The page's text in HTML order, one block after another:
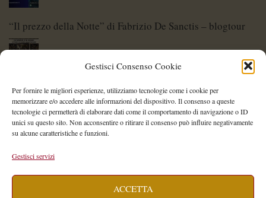
Gestisci Consenso Cookie
Per fornire le migliori esperienze, utilizziamo tecnologie come i cookie per
memorizzare e/o accedere alle informazioni del dispositivo. Il consenso a queste
tecnologie ci permetterà di elaborare dati come il comportamento di navigazione o ID
unici su questo sito. Non acconsentire o ritirare il consenso può influire negativamente
su alcune caratteristiche e funzioni.
Gestisci servizi
ACCETTA
“Il prezzo della Notte” di Fabrizio De Sanctis – blogtour
Di Spade e di Eroi – Storie di Lame Leggendarie